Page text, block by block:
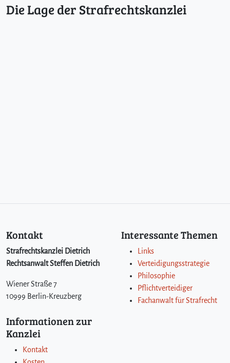
Die Lage der Strafrechtskanzlei
Kontakt
Strafrechtskanzlei Dietrich
Rechtsanwalt Steffen Dietrich
Wiener Straße 7
10999 Berlin-Kreuzberg
Interessante Themen
Links
Verteidigungsstrategie
Philosophie
Pflichtverteidiger
Fachanwalt für Strafrecht
Informationen zur
Kanzlei
Kontakt